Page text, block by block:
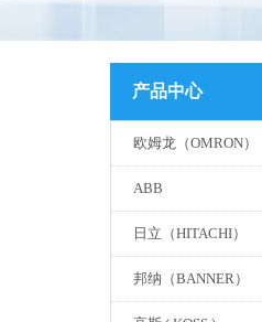
产品中心
欧姆龙（OMRON）
ABB
日立（HITACHI）
邦纳（BANNER）